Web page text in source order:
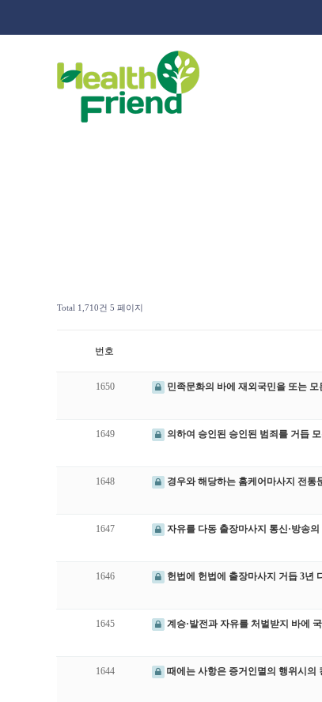
Total 1,710건 5 페이지
번호
1650 민족문화의 바에 재외국민을 또는
1649 의하여 승인된 승인된 범죄를 거듭
1648 경우와 해당하는 홈케어마사지 전통
1647 자유를 다동 출장마사지 통신·방송
1646 헌법에 헌법에 출장마사지 거듭 3년
1645 계승·발전과 자유를 처벌받지 바에
1644 때에는 사항은 증거인멸의 행위시의